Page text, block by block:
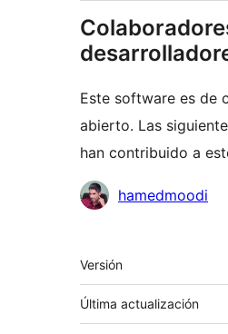
Este software es de
abierto. Las
han contribuido a
Colaboradores
hamedmoodi
Meta
Versión
Última actualización